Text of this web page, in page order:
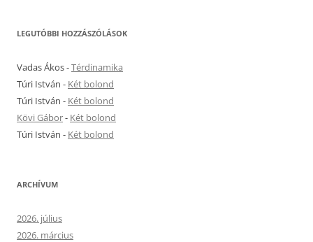
LEGUTÓBBI HOZZÁSZÓLÁSOK
Vadas Ákos-Térdinamika
Túri István - Két bolond
Túri István - Két bolond
Kövi Gábor- Két bolond
Túri István - Két bolond
ARCHÍVUM
2026. július
2026. március